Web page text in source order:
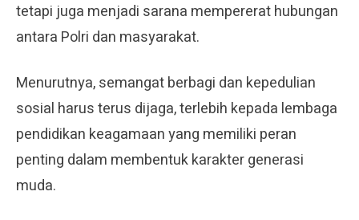
tetapi juga menjadi sarana mempererat hubungan
antara Polri dan masyarakat.
Menurutnya, semangat berbagi dan kepedulian
sosial harus terus dijaga, terlebih kepada lembaga
pendidikan keagamaan yang memiliki peran
penting dalam membentuk karakter generasi
muda.